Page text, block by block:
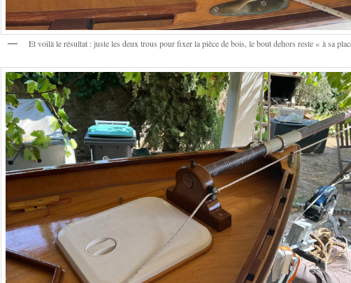
Et voilà le résultat : juste les deux trous pour fixer la pièce de bois, le bout dehors reste « à sa